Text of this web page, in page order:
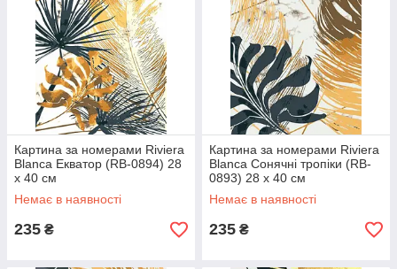
Картина за номерами Riviera
Blanca Екватор (RB-0894) 28
х 40 см
Немає в наявності
235 ₴
Картина за номерами Riviera
Blanca Сонячні тропіки (RB-
0893) 28 х 40 см
Немає в наявності
235 ₴